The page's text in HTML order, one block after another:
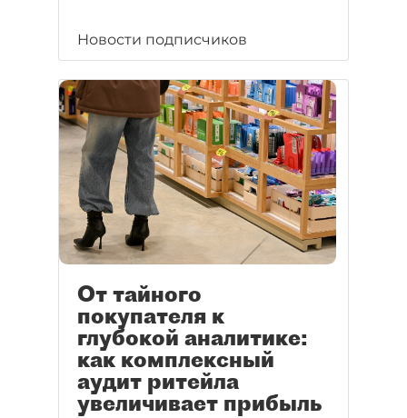
Новости подписчиков
От тайного
покупателя к
глубокой аналитике:
как комплексный
аудит ритейла
увеличивает прибыль